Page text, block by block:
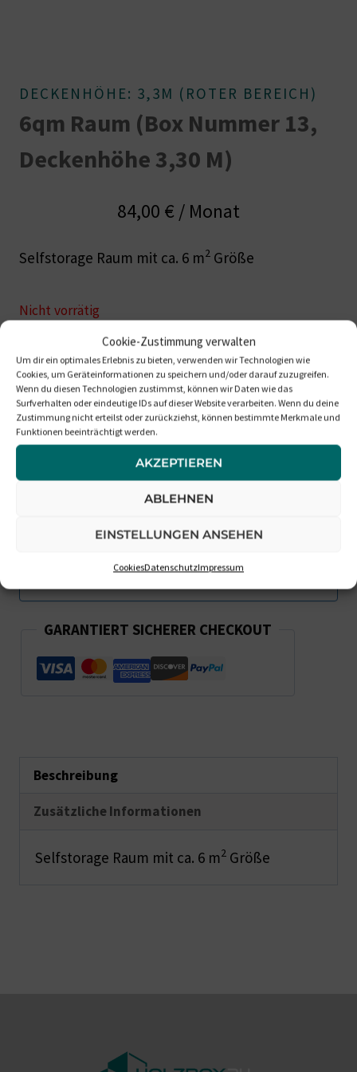
Cookie-Zustimmung verwalten
Um dir ein optimales Erlebnis zu bieten, verwenden wir Technologien wie
Cookies, um Geräteinformationen zu speichern und/oder darauf zuzugreifen.
Wenn du diesen Technologien zustimmst, können wir Daten wie das
Surfverhalten oder eindeutige IDs auf dieser Website verarbeiten. Wenn du deine
Zustimmung nicht erteilst oder zurückziehst, können bestimmte Merkmale und
Funktionen beeinträchtigt werden.
AKZEPTIEREN
ABLEHNEN
EINSTELLUNGEN ANSEHEN
CookiesDatenschutzImpressum
DECKENHÖHE: 3,3M (ROTER BEREICH)
6qm Raum (Box Nummer 13,
Deckenhöhe 3,30 M)
84,00 € / Monat
Selfstorage Raum mit ca. 6 m2 Größe
Nicht vorrätig
Benachrichtigt Mich, Wenn Die
Box Wieder Verfügbar Ist
GARANTIERT SICHERER CHECKOUT
Beschreibung
Zusätzliche Informationen
Selfstorage Raum mit ca. 6 m2 Größe